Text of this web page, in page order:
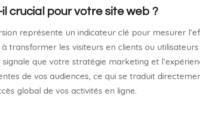
il crucial pour votre site web ?
représente un indicateur clé pour mesurer
transformer les visiteurs en clients ou
signale que votre stratégie marketing et
de vos audiences, ce qui se traduit
global de vos activités en ligne.